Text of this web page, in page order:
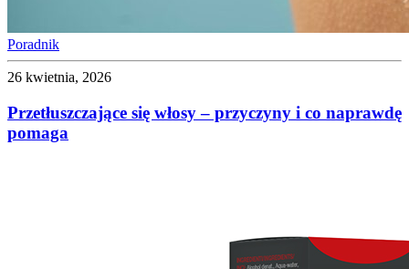
Poradnik
26 kwietnia, 2026
Przetłuszczające się włosy – przyczyny i co naprawdę
pomaga